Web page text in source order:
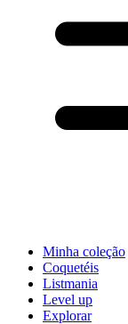
Minha coleção
Coquetéis
Listmania
Level up
Explorar